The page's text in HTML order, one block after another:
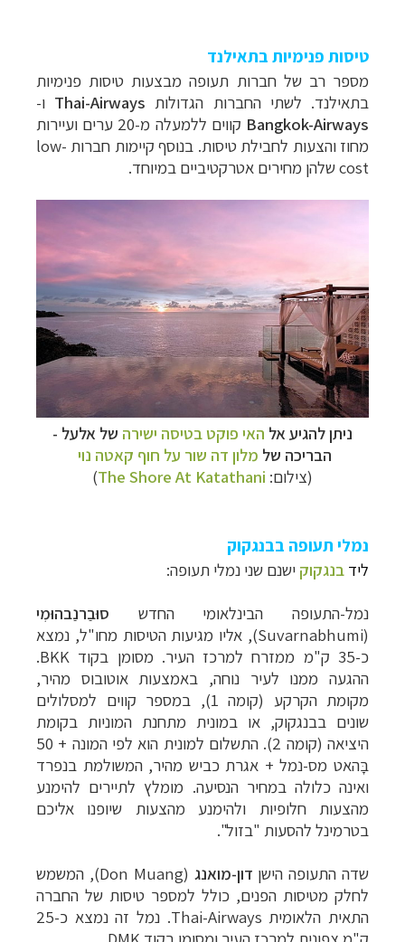
טיסות פנימיות בתאילנד
מספר רב של חברות תעופה מבצעות טיסות פנימיות
בתאילנד. לשתי החברות הגדולות Thai-Airways ו-
Bangkok-Airways
קווים ללמעלה מ-20 ערים ועיירות
מחוז והצעות לחבילת טיסות. בנוסף קיימות חברות low-
costשלהן מחירים אטרקטיביים במיוחד.
ניתן להגיע אל האי פוקט בטיסה ישירה של אלעל -
הבריכה של מלון דה שור על חוף קאטה נוי
(צילום: The Shore At Katathani
)
נמלי תעופה בבנגקוק
ליד בנגקוק ישנם שני נמלי תעופה:
נמל-התעופה הבינלאומי החדש סוּבַרנַבהוּמִי
(
Suvarnabhumi), אליו מגיעות הטיסות מחו"ל, נמצא
כ-35 ק"מ ממזרח למרכז העיר. מסומן בקוד
BKK
.
ההגעה ממנו לעיר נוחה, באמצעות אוטובוס מהיר,
מקומת הקרקע (קומה 1), במספר קווים למסלולים
שונים בבנגקוק, או במונית מתחנת המוניות בקומת
היציאה (קומה 2). התשלום למונית הוא לפי המונה + 50
בָּהאט מס-נמל + אגרת כביש מהיר, המשולמת בנפרד
ואינה כלולה במחיר הנסיעה. מומלץ לתיירים להימנע
מהצעות חלופיות ולהימנע מהצעות שיופנו אליכם
בטרמינל להסעות "בזול".
שדה התעופה הישן דון-מואנג (
Don Muang), המשמש
לחלק מטיסות הפנים, כולל למספר טיסות של החברה
התאית הלאומית Thai-Airways
. נמל זה נמצא כ-25